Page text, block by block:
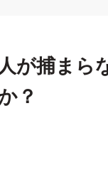
が捕まら
？